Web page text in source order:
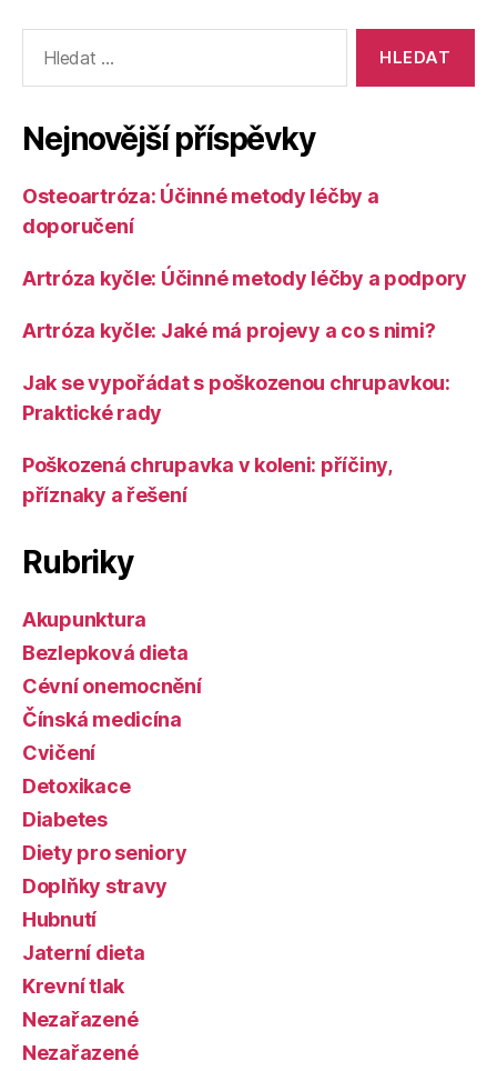
vyhledávání:
Nejnovější příspěvky
Osteoartróza: Účinné metody léčby a
doporučení
Artróza kyčle: Účinné metody léčby a podpory
Artróza kyčle: Jaké má projevy a co s nimi?
Jak se vypořádat s poškozenou chrupavkou:
Praktické rady
Poškozená chrupavka v koleni: příčiny,
příznaky a řešení
Rubriky
Akupunktura
Bezlepková dieta
Cévní onemocnění
Čínská medicína
Cvičení
Detoxikace
Diabetes
Diety pro seniory
Doplňky stravy
Hubnutí
Jaterní dieta
Krevní tlak
Nezařazené
Nezařazené